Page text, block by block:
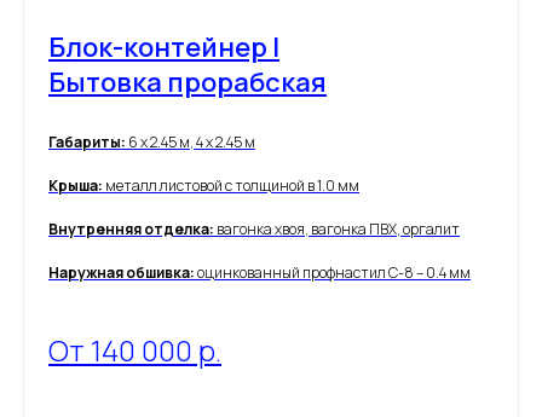
Блок-контейнер |
Бытовка прорабская
Габариты: 6 х 2.45 м, 4 х 2.45 м
Крыша: металл листовой с толщиной в 1.0 мм
Внутренняя отделка: вагонка хвоя, вагонка ПВХ, оргалит
Наружная обшивка:оцинкованный профнастил С-8 – 0.4 мм
От 140 000 р.